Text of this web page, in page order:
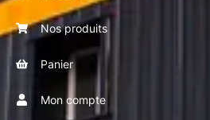
Nos produits
Panier
Mon compte